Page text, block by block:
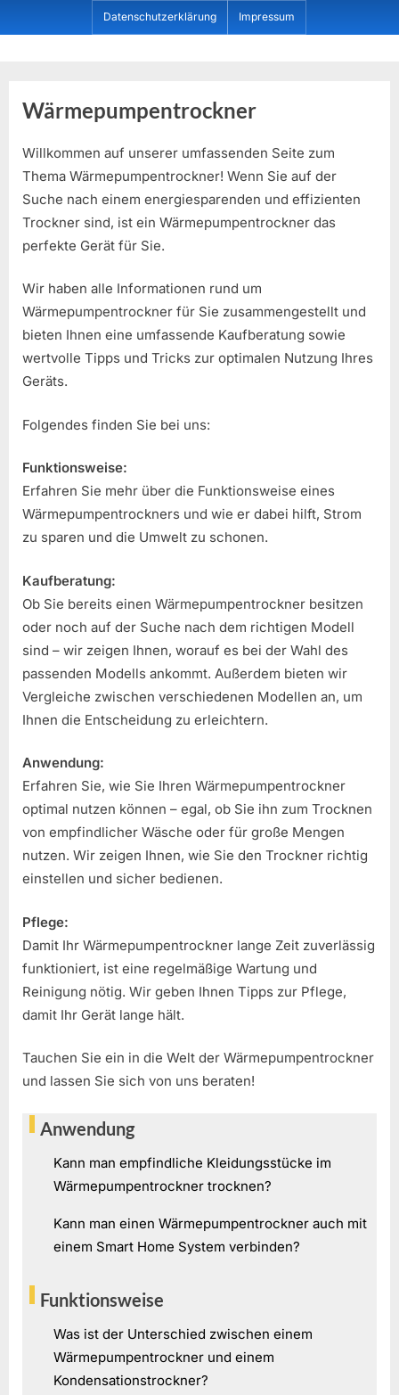
to
Datenschutzerklärung Impressum
Wärmepumpentrockner
Willkommen auf unserer umfassenden Seite zum
Thema Wärmepumpentrockner! Wenn Sie auf der
Suche nach einem energiesparenden und effizienten
Trockner sind, ist ein Wärmepumpentrockner das
perfekte Gerät für Sie.
Wir haben alle Informationen rund um
Wärmepumpentrockner für Sie zusammengestellt und
bieten Ihnen eine umfassende Kaufberatung sowie
wertvolle Tipps und Tricks zur optimalen Nutzung Ihres
Geräts.
Folgendes finden Sie bei uns:
Funktionsweise:
Erfahren Sie mehr über die Funktionsweise eines
Wärmepumpentrockners und wie er dabei hilft, Strom
zu sparen und die Umwelt zu schonen.
Kaufberatung:
Ob Sie bereits einen Wärmepumpentrockner besitzen
oder noch auf der Suche nach dem richtigen Modell
sind – wir zeigen Ihnen, worauf es bei der Wahl des
passenden Modells ankommt. Außerdem bieten wir
Vergleiche zwischen verschiedenen Modellen an, um
Ihnen die Entscheidung zu erleichtern.
Anwendung:
Erfahren Sie, wie Sie Ihren Wärmepumpentrockner
optimal nutzen können – egal, ob Sie ihn zum Trocknen
von empfindlicher Wäsche oder für große Mengen
nutzen. Wir zeigen Ihnen, wie Sie den Trockner richtig
einstellen und sicher bedienen.
Pflege:
Damit Ihr Wärmepumpentrockner lange Zeit zuverlässig
funktioniert, ist eine regelmäßige Wartung und
Reinigung nötig. Wir geben Ihnen Tipps zur Pflege,
damit Ihr Gerät lange hält.
Tauchen Sie ein in die Welt der Wärmepumpentrockner
und lassen Sie sich von uns beraten!
Anwendung
Kann man empfindliche Kleidungsstücke im
Wärmepumpentrockner trocknen?
Kann man einen Wärmepumpentrockner auch mit
einem Smart Home System verbinden?
Funktionsweise
Was ist der Unterschied zwischen einem
Wärmepumpentrockner und einem
Kondensationstrockner?